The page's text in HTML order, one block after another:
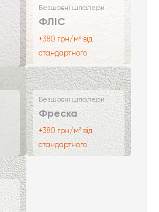
Безшовні шпалери
ФЛІС
+380 грн/м² від
стандартного
Безшовні шпалери
Фреска
+380 грн/м² від
стандартного